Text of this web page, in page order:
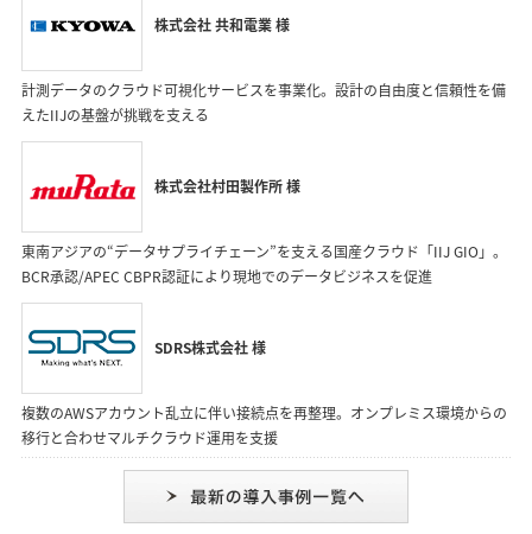
株式会社 共和電業 様
計測データのクラウド可視化サービスを事業化。設計の自由度と信頼性を備
えたIIJの基盤が挑戦を支える
株式会社村田製作所 様
東南アジアの“データサプライチェーン”を支える国産クラウド「IIJ GIO」。
BCR承認/APEC CBPR認証により現地でのデータビジネスを促進
SDRS株式会社 様
複数のAWSアカウント乱立に伴い接続点を再整理。オンプレミス環境からの
移行と合わせマルチクラウド運用を支援